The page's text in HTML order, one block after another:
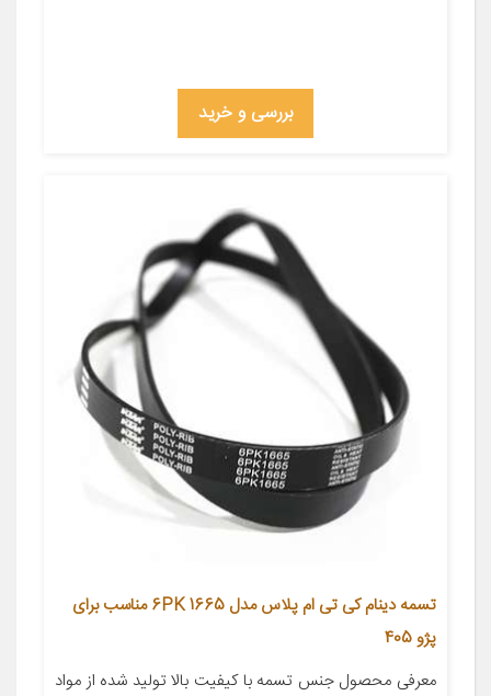
بررسی و خرید
تسمه دینام کی تی ام پلاس مدل 6PK 1665 مناسب برای
پژو 405
معرفی محصول جنس تسمه با کیفیت بالا تولید شده از مواد